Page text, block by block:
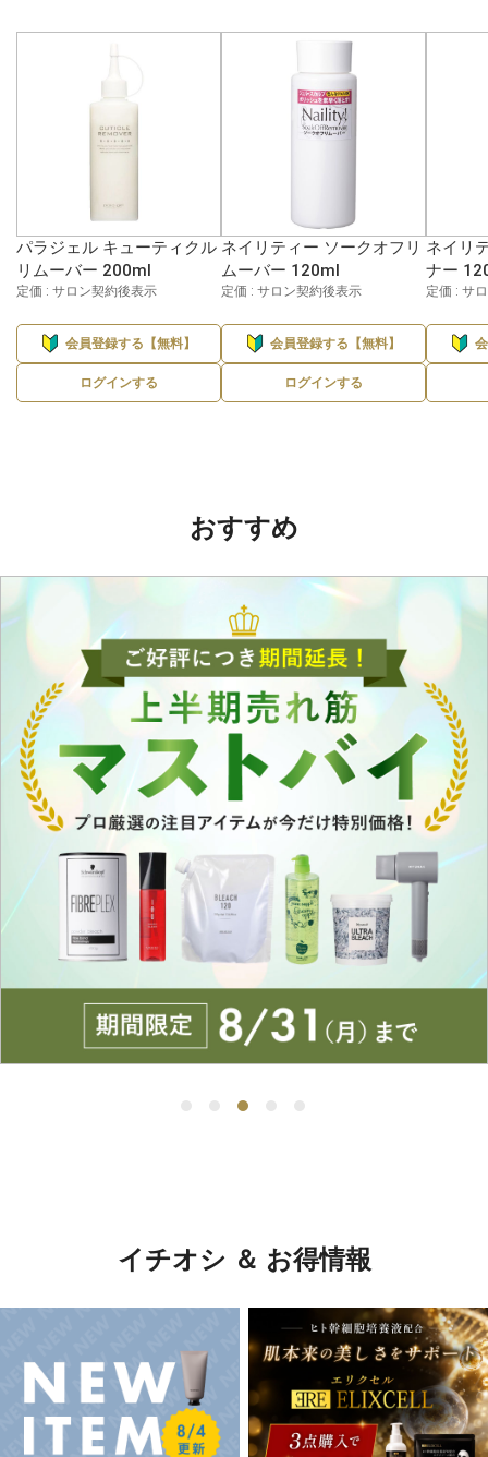
パラジェル キューティクル
リムーバー 200ml
定価 : サロン契約後表示
会員登録する【無料】
ログインする
ネイリティー ソークオフリ
ムーバー 120ml
定価 : サロン契約後表示
会員登録する【無料】
ログインする
ネイリ
ナー
定価 : サ
おすすめ
イチオシ ＆ お得情報